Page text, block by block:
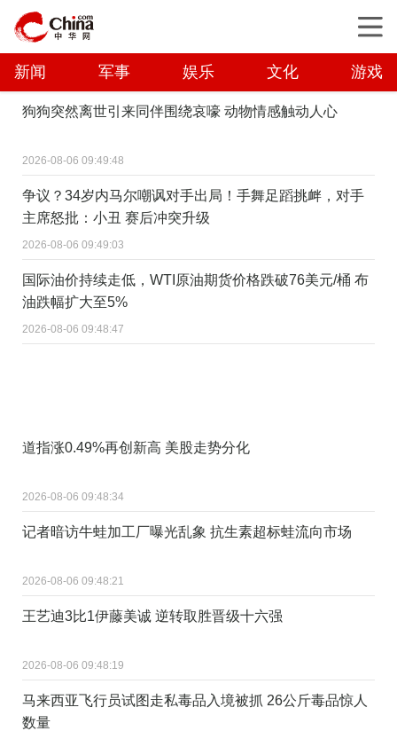
新闻 军事 娱乐 文化 游戏
狗狗突然离世引来同伴围绕哀嚎 动物情感触动人心
2026-08-06 09:49:48
争议？34岁内马尔嘲讽对手出局！手舞足蹈挑衅，对手
主席怒批：小丑 赛后冲突升级
2026-08-06 09:49:03
国际油价持续走低，WTI原油期货价格跌破76美元/桶 布
油跌幅扩大至5%
2026-08-06 09:48:47
道指涨0.49%再创新高 美股走势分化
2026-08-06 09:48:34
记者暗访牛蛙加工厂曝光乱象 抗生素超标蛙流向市场
2026-08-06 09:48:21
王艺迪3比1伊藤美诚 逆转取胜晋级十六强
2026-08-06 09:48:19
马来西亚飞行员试图走私毒品入境被抓 26公斤毒品惊人
数量